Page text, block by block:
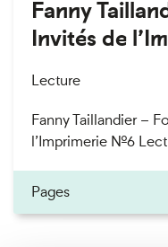
Fanny
Invités de
Lecture
Fanny Taillandier –
l’Imprimerie n°6
Pages